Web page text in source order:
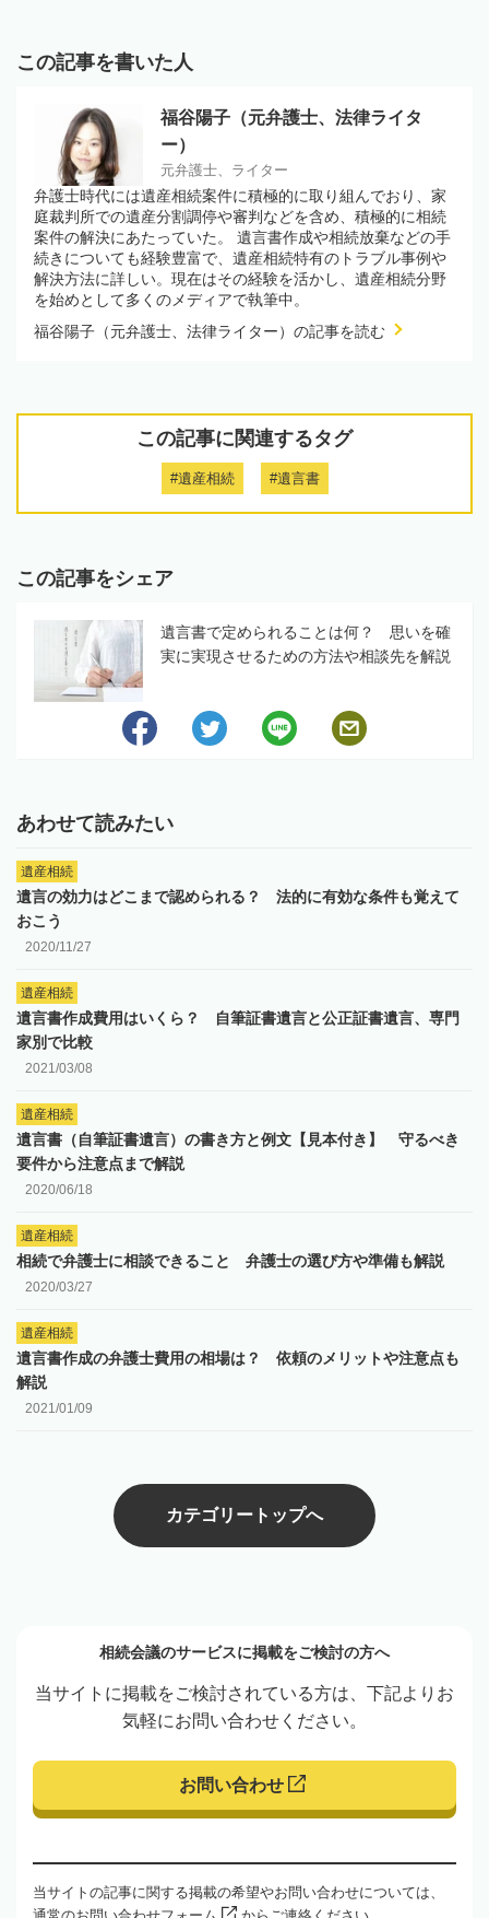
この記事を書いた人
福谷陽子（元弁護士、法律ライタ
ー）
元弁護士、ライター
弁護士時代には遺産相続案件に積極的に取り組んでおり、家
庭裁判所での遺産分割調停や審判などを含め、積極的に相続
案件の解決にあたっていた。 遺言書作成や相続放棄などの手
続きについても経験豊富で、遺産相続特有のトラブル事例や
解決方法に詳しい。現在はその経験を活かし、遺産相続分野
を始めとして多くのメディアで執筆中。
福谷陽子（元弁護士、法律ライター）の記事を読む
この記事に関連するタグ
#遺産相続 #遺言書
この記事をシェア
遺言書で定められることは何？ 思いを確
実に実現させるための方法や相談先を解説
あわせて読みたい
遺産相続
遺言の効力はどこまで認められる？ 法的に有効な条件も覚えて
おこう
2020/11/27
遺産相続
遺言書作成費用はいくら？ 自筆証書遺言と公正証書遺言、専門
家別で比較
2021/03/08
遺産相続
遺言書（自筆証書遺言）の書き方と例文【見本付き】 守るべき
要件から注意点まで解説
2020/06/18
遺産相続
相続で弁護士に相談できること 弁護士の選び方や準備も解説
2020/03/27
遺産相続
遺言書作成の弁護士費用の相場は？ 依頼のメリットや注意点も
解説
2021/01/09
カテゴリートップへ
相続会議のサービスに掲載をご検討の方へ
当サイトに掲載をご検討されている方は、下記よりお
気軽にお問い合わせください。
お問い合わせ
当サイトの記事に関する掲載の希望やお問い合わせについては、
通常のお問い合わせフォーム からご連絡ください